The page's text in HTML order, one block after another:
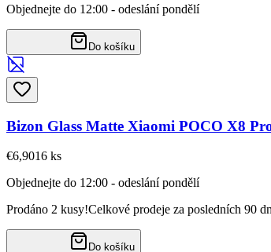
Objednejte do 12:00 - odeslání pondělí
Do košíku
Bizon Glass Matte Xiaomi POCO X8
€6,9016 ks
Objednejte do 12:00 - odeslání pondělí
Prodáno 2 kusy!Celkové prodeje za posledních 90
Do košíku